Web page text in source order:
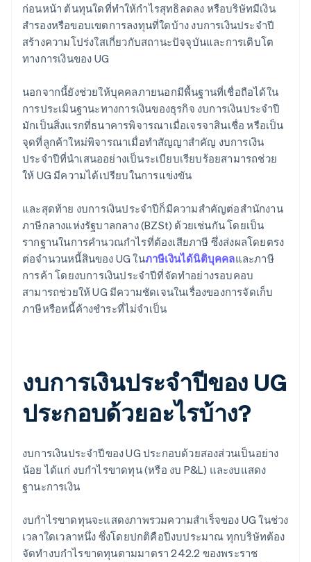
ก่อนหน้า ต้นทุนใดที่ทำให้กำไรสุทธิลดลง หรือบริษัทมีเงิน
สำรองหรือขอบเขตการลงทุนที่ใดบ้าง งบการเงินประจำปี
สร้างความโปร่งใสเกี่ยวกับสถานะปัจจุบันและการเติบโต
ทางการเงินของ UG
นอกจากนี้ยังช่วยให้บุคคลภายนอกมีพื้นฐานที่เชื่อถือได้ใน
การประเมินฐานะทางการเงินของธุรกิจ งบการเงินประจำปี
มักเป็นสิ่งแรกที่ธนาคารพิจารณาเมื่อเจรจาสินเชื่อ หรือเป็น
จุดที่ลูกค้าใหม่พิจารณาเมื่อทำสัญญาสำคัญ งบการเงิน
ประจำปีที่นำเสนออย่างเป็นระเบียบเรียบร้อยสามารถช่วย
ให้ UG มีความได้เปรียบในการแข่งขัน
และสุดท้าย งบการเงินประจำปีก็มีความสำคัญต่อสำนักงาน
ภาษีกลางแห่งรัฐบาลกลาง (BZSt) ด้วยเช่นกัน โดยเป็น
รากฐานในการคำนวณกำไรที่ต้องเสียภาษี ซึ่งส่งผลโดยตรง
ต่อจำนวนหนี้สินของ UG ในภาษีเงินได้นิติบุคคลและภาษี
การค้า โดยงบการเงินประจำปีที่จัดทำอย่างรอบคอบ
สามารถช่วยให้ UG มีความชัดเจนในเรื่องของการจัดเก็บ
ภาษีหรือหนี้ค้างชำระที่ไม่จำเป็น
งบการเงินประจำปีของ UG
ประกอบด้วยอะไรบ้าง?
งบการเงินประจำปีของ UG ประกอบด้วยสองส่วนเป็นอย่าง
น้อย ได้แก่ งบกำไรขาดทุน (หรือ งบ P&L) และงบแสดง
ฐานะการเงิน
งบกำไรขาดทุนจะแสดงภาพรวมความสำเร็จของ UG ในช่วง
เวลาใดเวลาหนึ่ง ซึ่งโดยปกติคือปีงบประมาณ ทุกบริษัทต้อง
จัดทำงบกำไรขาดทุนตามมาตรา 242.2 ของพระราช